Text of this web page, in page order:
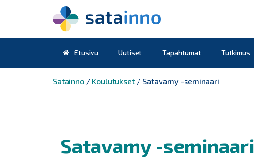
PäävalikkoEtusivu Uutiset Tapahtumat Tutkimus
Satainno/ Koulutukset/ Satavamy -seminaari
Satavamy -seminaari